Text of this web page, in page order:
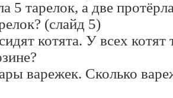
5 тарелок, а две
(слайд 5)
котята. У всех
варежек. Сколько